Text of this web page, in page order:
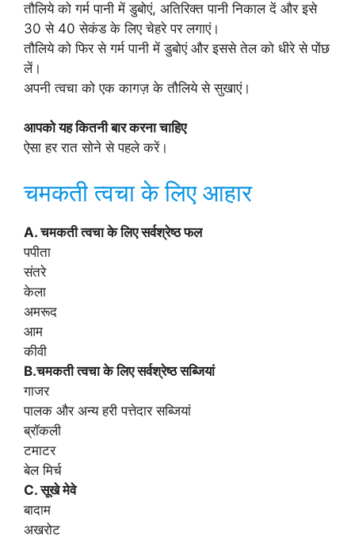
तौलिये को गर्म पानी में डुबोएं, अतिरिक्त पानी निकाल दें और इसे
30 से 40 सेकंड के लिए चेहरे पर लगाएं।
तौलिये को फिर से गर्म पानी में डुबोएं और इससे तेल को धीरे से पोंछ
लें।
अपनी त्वचा को एक कागज़ के तौलिये से सुखाएं।
आपको यह कितनी बार करना चाहिए
ऐसा हर रात सोने से पहले करें।
चमकती त्वचा के लिए आहार
A. चमकती त्वचा के लिए सर्वश्रेष्ठ फल
पपीता
संतरे
केला
अमरूद
आम
कीवी
B.चमकती त्वचा के लिए सर्वश्रेष्ठ सब्जियां
गाजर
पालक और अन्य हरी पत्तेदार सब्जियां
ब्रॉकली
टमाटर
बेल मिर्च
C. सूखे मेवे
बादाम
अखरोट